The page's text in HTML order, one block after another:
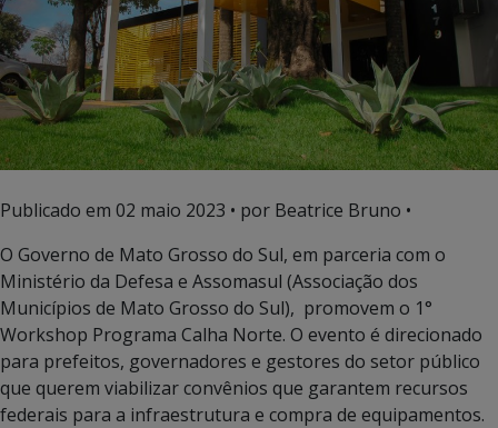
Publicado em 02 maio 2023 • por Beatrice Bruno •
O Governo de Mato Grosso do Sul, em parceria com o
Ministério da Defesa e Assomasul (Associação dos
Municípios de Mato Grosso do Sul), promovem o 1°
Workshop Programa Calha Norte. O evento é direcionado
para prefeitos, governadores e gestores do setor público
que querem viabilizar convênios que garantem recursos
federais para a infraestrutura e compra de equipamentos.